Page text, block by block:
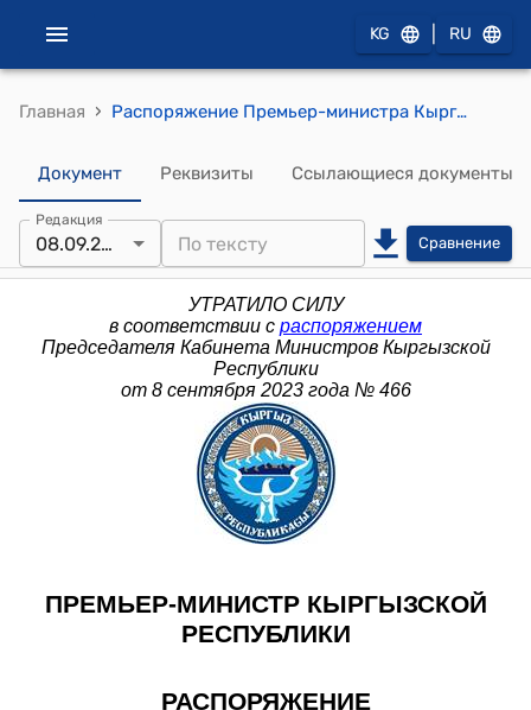
KG RU
Главная › Распоряжение Премьер-министра Кыргызской Республики от 10 марта 2020 года № 151 (О внесении изменений в распоряжение Премьер-министра Кыргызской Республики от 7 декабря 2015 года № 575)
Документ Реквизиты Ссылающиеся документы
Редакция
08.09.2023 Сравнение